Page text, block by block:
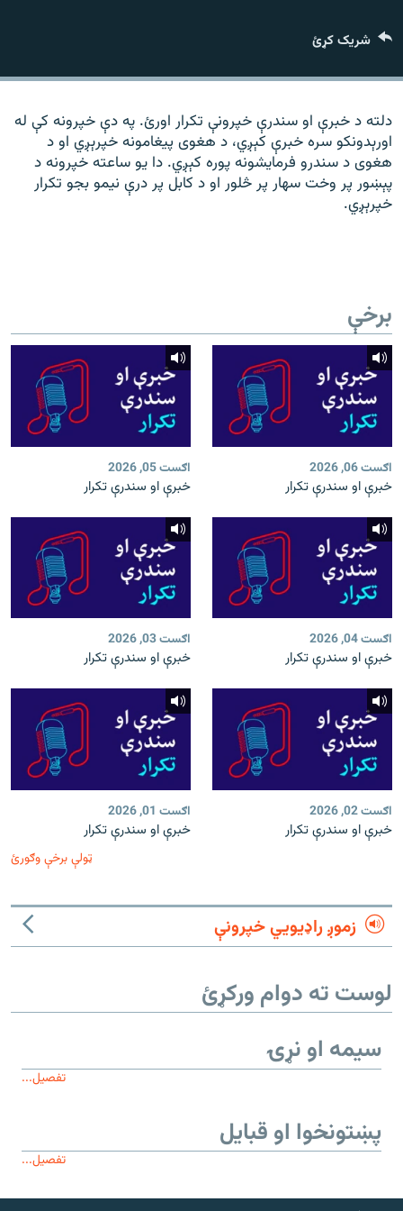
موږ وڅارئ
د ازادې اروپا راډیو ټولې ووبپاڼې
شریک کړئ
دلته د خبرې او سندرې خپرونې تکرار اورئ. په دې خپرونه کې له
اورېدونکو سره خبرې کېږي، د هغوی پیغامونه خپرېږي او د
هغوی د سندرو فرمایشونه پوره کېږي. دا یو ساعته خپرونه د
پېښور پر وخت سهار پر څلور او د کابل پر درې نیمو بجو تکرار
خپرېږي.
برخې
اګست 06, 2026
خبرې او سندرې تکرار
اګست 05, 2026
خبرې او سندرې تکرار
اګست 04, 2026
خبرې او سندرې تکرار
اګست 03, 2026
خبرې او سندرې تکرار
اګست 02, 2026
خبرې او سندرې تکرار
اګست 01, 2026
خبرې او سندرې تکرار
ټولې برخې وګورئ
زموږ راډیويي خپرونې
لوست ته دوام ورکړئ
سیمه او نړۍ
تفصیل...
پښتونخوا او قبایل
تفصیل...